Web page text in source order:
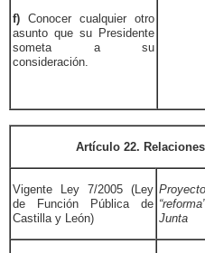
f) Conocer cualquier otro
asunto que su Presidente
someta a su
consideración.
Artículo 22.
Vigente Ley 7/2005 (Ley
de Función Pública de
Castilla y León)
Junta